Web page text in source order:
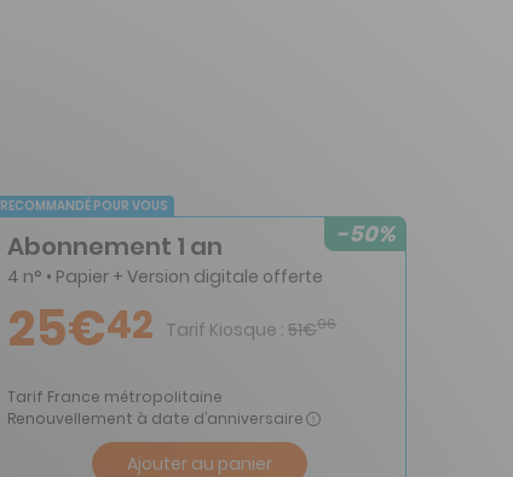
RECOMMANDÉ POUR VOUS
-50%
Abonnement 1 an
4 n° • Papier + Version digitale offerte
25€42 Tarif Kiosque : 51€06
Tarif France métropolitaine
Renouvellement à date d’anniversaire
Ajouter au panier